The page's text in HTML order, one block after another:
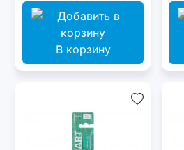
В корзину